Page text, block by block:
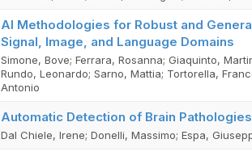
AI Methodologies for Robust and
Signal, Image, and Language Domains
Simone, Bove; Ferrara, Rosanna; Giaquinto,
Rundo, Leonardo; Sarno, Mattia; Tortorella,
Antonio
Automatic Detection of Brain
Dal Chiele, Irene; Donelli, Massimo; Espa,